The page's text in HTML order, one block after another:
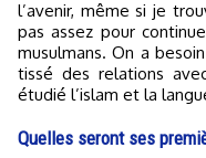
l’avenir, même si je
pas assez pour
musulmans. On a
tissé des relations
étudié l’islam et la
Quelles seront ses